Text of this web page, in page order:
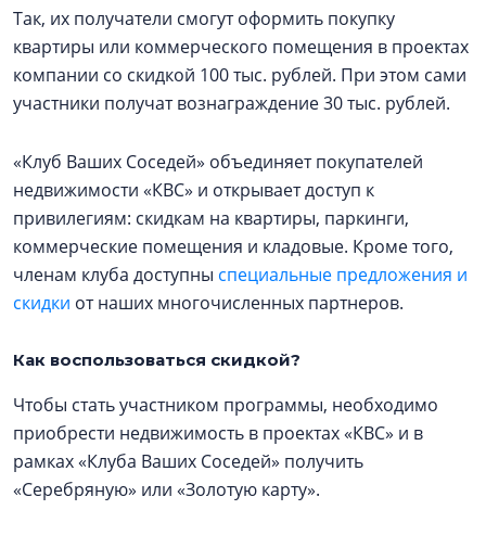
Так, их получатели смогут оформить покупку
квартиры или коммерческого помещения в проектах
компании со скидкой 100 тыс. рублей. При этом сами
участники получат вознаграждение 30 тыс. рублей.
«Клуб Ваших Соседей» объединяет покупателей
недвижимости «КВС» и открывает доступ к
привилегиям: скидкам на квартиры, паркинги,
коммерческие помещения и кладовые. Кроме того,
членам клуба доступны специальные предложения и
скидки от наших многочисленных партнеров.
Как воспользоваться скидкой?
Чтобы стать участником программы, необходимо
приобрести недвижимость в проектах «КВС» и в
рамках «Клуба Ваших Соседей» получить
«Серебряную» или «Золотую карту».